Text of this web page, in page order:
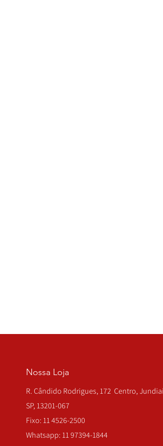
Nossa Loja
R. Cândido Rodrigues, 172 Centro,
SP, 13201-067
Fixo: 11 4526-2500
Whatsapp: 11 97394-1844